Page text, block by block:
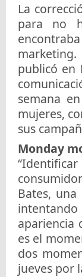
La
para no
publicó en
semana
mujeres,
sus
Monday
Bates,
apariencia
es el
dos
jueves por